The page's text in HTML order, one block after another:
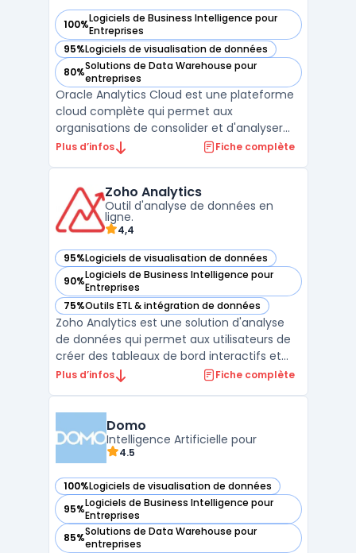
100%Logiciels de Business Intelligence pour
Entreprises
— voir Oracle Analytics Cloud dans cette catégorie
95%Logiciels de visualisation de données
— voir Oracle Analytics Cloud dans cette catégorie
80%Solutions de Data Warehouse pour
entreprises
— voir Oracle Analytics Cloud dans cette catégorie
Oracle Analytics Cloud est une plateforme
cloud complète qui permet aux
organisations de consolider et d'analyser
des données en temps réel pour prendre
données, le reporting financier et les
analyses prédict ...
Plus d’infos Fiche complète
Zoho Analytics
Outil d'analyse de données en
ligne.
4,4
95%Logiciels de visualisation de données
— voir Zoho Analytics dans cette catégorie
90%Logiciels de Business Intelligence pour
Entreprises
— voir Zoho Analytics dans cette catégorie
75%Outils ETL & intégration de données
— voir Zoho Analytics dans cette catégorie
Zoho Analytics est une solution d'analyse
de données qui permet aux utilisateurs de
créer des tableaux de bord interactifs et
des reporting financiers. Elle permet
des fichiers Excel, des bases de données ou
des applications ...
Plus d’infos Fiche complète
Domo
Intelligence Artificielle pour
4.5
100%Logiciels de visualisation de données
— voir Domo dans cette catégorie
95%Logiciels de Business Intelligence pour
Entreprises
— voir Domo dans cette catégorie
85%Solutions de Data Warehouse pour
entreprises
— voir Domo dans cette catégorie